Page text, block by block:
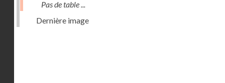
Pas de table ...
Dernière image